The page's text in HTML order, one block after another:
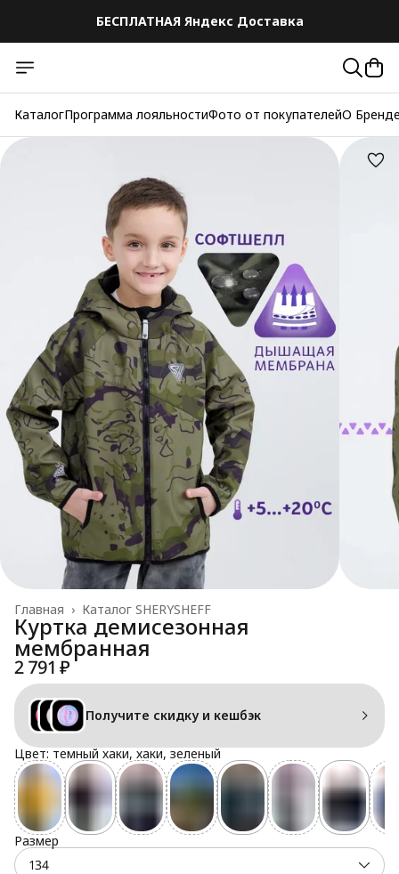
БЕСПЛАТНАЯ Яндекс Доставка
КаталогПрограмма лояльностиФото от покупателейО
Каталог SHERYSHEFF
Главная ›
Куртка демисезонная
мембранная
2 791 ₽
Получите скидку и кешбэк
Цвет: темный хаки, хаки, зеленый
Размер
134